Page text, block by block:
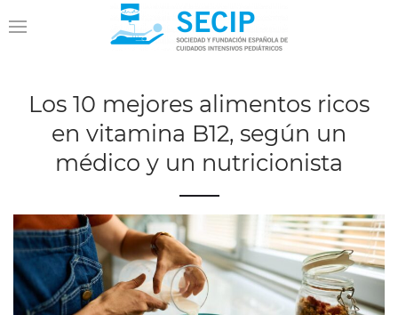
Los 10 mejores alimentos ricos
en vitamina B12, según un
médico y un nutricionista